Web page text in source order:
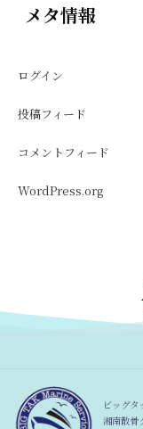
メタ情報
ログイン
投稿フィード
コメントフィード
WordPress.org
ビッグタ
湘南散